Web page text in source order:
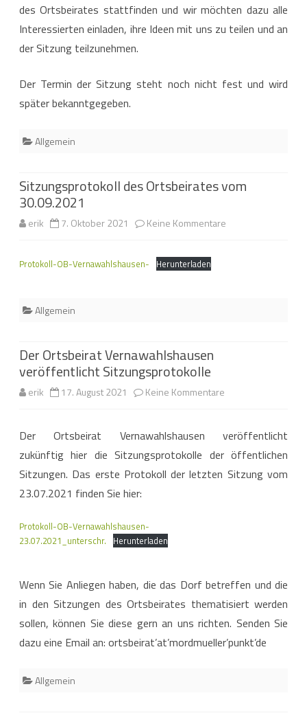
des Ortsbeirates stattfinden und wir möchten dazu alle
Interessierten einladen, ihre Ideen mit uns zu teilen und an
der Sitzung teilzunehmen.
Der Termin der Sitzung steht noch nicht fest und wird
später bekanntgegeben.
Allgemein
Sitzungsprotokoll des Ortsbeirates vom
30.09.2021
erik 7. Oktober 2021 Keine Kommentare
Protokoll-OB-Vernawahlshausen- Herunterladen
Allgemein
Der Ortsbeirat Vernawahlshausen
veröffentlicht Sitzungsprotokolle
erik 17. August 2021 Keine Kommentare
Ortsbeirat
Vernawahlshausen
Der Ortsbeirat Vernawahlshausen veröffentlicht
zukünftig hier die Sitzungsprotokolle der öffentlichen
Sitzungen. Das erste Protokoll der letzten Sitzung vom
23.07.2021 finden Sie hier:
Protokoll-OB-Vernawahlshausen-
23.07.2021_unterschr. Herunterladen
Wenn Sie Anliegen haben, die das Dorf betreffen und die
in den Sitzungen des Ortsbeirates thematisiert werden
sollen, können Sie diese gern an uns richten. Senden Sie
dazu eine Email an: ortsbeirat’at’mordmueller’punkt’de
Allgemein